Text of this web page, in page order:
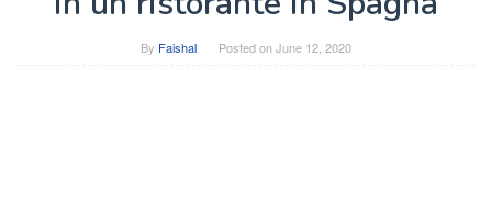
By Faishal Posted onJune 12, 2020